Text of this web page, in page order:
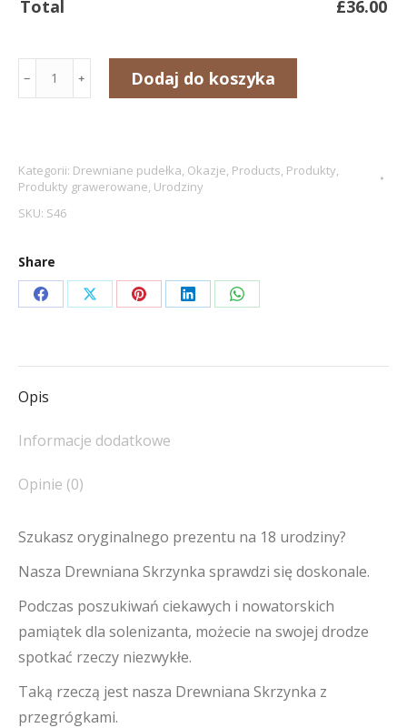
Total £36.00
Szkatułka
Prezent
na
18
grawerem
﹣ ﹢ Dodaj do koszyka
Kategorii: Drewniane pudełka, Okazje, Products, Produkty,
Produkty grawerowane, Urodziny
SKU: S46
Share
Share
Facebook
Share
X
Share
Pinterest
Share
LinkedIn
Share
WhatsApp
Opis
Informacje dodatkowe
Opinie (0)
Szukasz oryginalnego prezentu na 18 urodziny?
Nasza Drewniana Skrzynka sprawdzi się doskonale.
Podczas poszukiwań ciekawych i nowatorskich
pamiątek dla solenizanta, możecie na swojej drodze
spotkać rzeczy niezwykłe.
Taką rzeczą jest nasza Drewniana Skrzynka z
przegrógkami.